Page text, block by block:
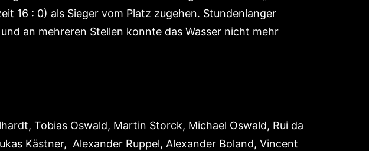
16 : 0) als Sieger vom Platz zugehen. Stundenlanger
an mehreren Stellen konnte das Wasser nicht mehr
Tobias Oswald, Martin Storck, Michael Oswald, Rui da
Kästner, Alexander Ruppel, Alexander Boland, Vincent